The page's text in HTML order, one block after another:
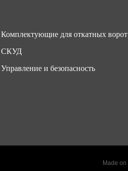
Комплектующие для откатных ворот
СКУД
Управление и безопасность
Made on